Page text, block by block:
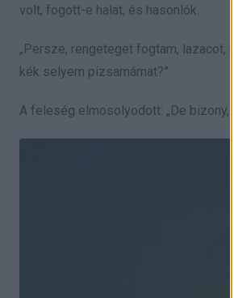
volt, fogott-e halat, és hasonlók.
„Persze, rengeteget fogtam, lazacot,
kék selyem pizsamámat?”
A feleség elmosolyodott: „De bizony,